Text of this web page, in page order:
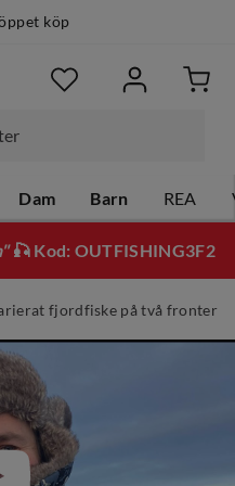
köp
Dam Barn REA
🎣 Kod: OUTFISHING3F2
fjordfiske på två fronter